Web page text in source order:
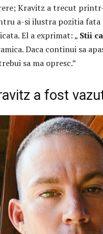
Kravitz a trecut
a-si ilustra pozitia fata
El a exprimat: „ Stii
Daca continui sa
sa ma opresc.”
a fost